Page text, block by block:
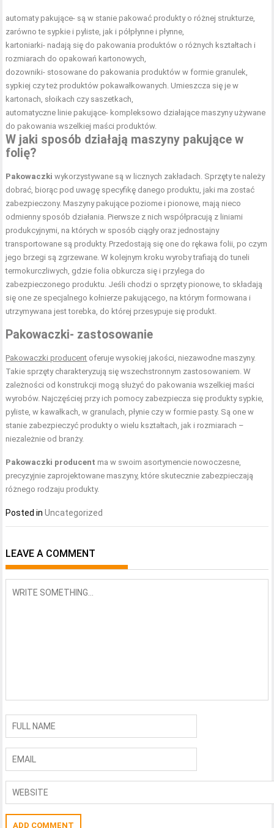
automaty pakujące- są w stanie pakować produkty o różnej strukturze,
zarówno te sypkie i pyliste, jak i półpłynne i płynne,
kartoniarki- nadają się do pakowania produktów o różnych kształtach i
rozmiarach do opakowań kartonowych,
dozowniki- stosowane do pakowania produktów w formie granulek,
sypkiej czy też produktów pokawałkowanych. Umieszcza się je w
kartonach, słoikach czy saszetkach,
automatyczne linie pakujące- kompleksowo działające maszyny używane
do pakowania wszelkiej maści produktów.
W jaki sposób działają maszyny pakujące w
folię?
Pakowaczkiwykorzystywane są w licznych zakładach. Sprzęty te należy
dobrać, biorąc pod uwagę specyfikę danego produktu, jaki ma zostać
zabezpieczony. Maszyny pakujące poziome i pionowe, mają nieco
odmienny sposób działania. Pierwsze z nich współpracują z liniami
produkcyjnymi, na których w sposób ciągły oraz jednostajny
transportowane są produkty. Przedostają się one do rękawa folii, po czym
jego brzegi są zgrzewane. W kolejnym kroku wyroby trafiają do tuneli
termokurczliwych, gdzie folia obkurcza się i przylega do
zabezpieczonego produktu. Jeśli chodzi o sprzęty pionowe, to składają
się one ze specjalnego kołnierze pakującego, na którym formowana i
utrzymywana jest torebka, do której przesypuje się produkt.
Pakowaczki- zastosowanie
Pakowaczki producent oferuje wysokiej jakości, niezawodne maszyny.
Takie sprzęty charakteryzują się wszechstronnym zastosowaniem. W
zależności od konstrukcji mogą służyć do pakowania wszelkiej maści
wyrobów. Najczęściej przy ich pomocy zabezpiecza się produkty sypkie,
pyliste, w kawałkach, w granulach, płynie czy w formie pasty. Są one w
stanie zabezpieczyć produkty o wielu kształtach, jak i rozmiarach –
niezależnie od branży.
Pakowaczki producent ma w swoim asortymencie nowoczesne,
precyzyjnie zaprojektowane maszyny, które skutecznie zabezpieczają
różnego rodzaju produkty.
Posted inUncategorized
LEAVE A COMMENT